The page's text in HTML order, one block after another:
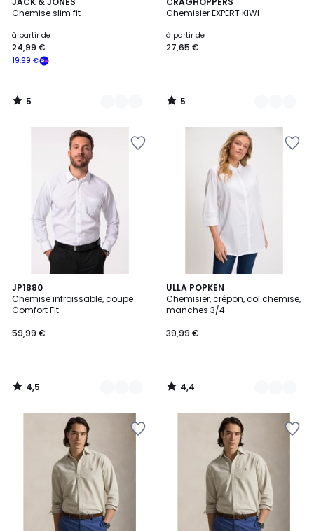
Chemise slim fit
à partir de
19,99 €
24,99 €
/
3
Couleurs
5
/
Chemisier EXPERT KIWI
à partir de
27,65 €
/
3
Couleurs
5
/
JP1880
Chemise infroissable, coupe
Comfort Fit
59,99 €
4,5
/ 5
7
Couleurs
4,5
/
ULLA POPKEN
Chemisier, crépon, col chemise,
manches 3/4
39,99 €
4,4
/ 5
6
Couleurs
4,4
/